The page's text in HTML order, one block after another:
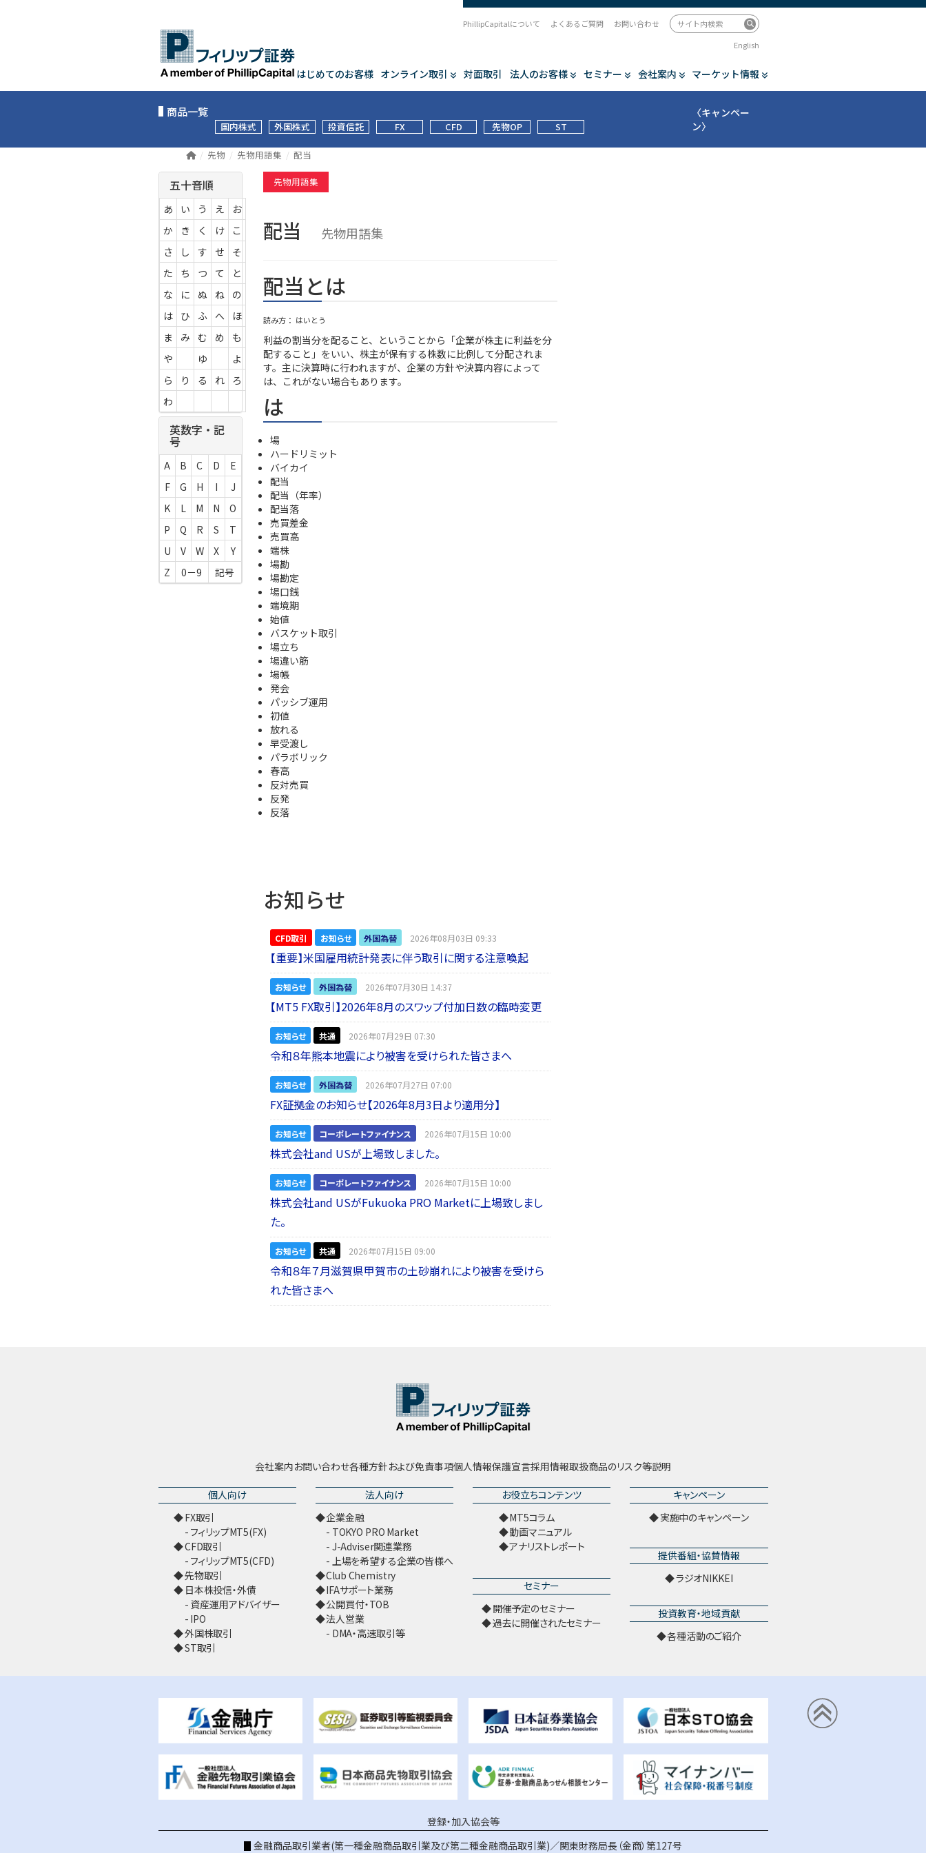
はじめてのお客様 オンライン取引 対面取引 法人のお客様 セミナー 会社案内 マーケット情報
PhillipCapitalについて よくあるご質問
お問い合わせ
English
商品一覧
国内株式 外国株式 投資信託 FX CFD 先物OP ST
〈キャンペー
ン〉
先物 先物用語集 配当
先物用語集
配当 先物用語集
配当とは
読み方： はいとう
利益の割当分を配ること、ということから「企業が株主に利益を分
配すること」をいい、株主が保有する株数に比例して分配されま
す。主に決算時に行われますが、企業の方針や決算内容によって
は、これがない場合もあります。
は
場
ハードリミット
バイカイ
配当
配当（年率）
配当落
売買差金
売買高
端株
場勘
場勘定
場口銭
端境期
始値
バスケット取引
場立ち
場違い筋
場帳
発会
パッシブ運用
初値
放れる
早受渡し
パラボリック
春高
反対売買
反発
反落
お知らせ
CFD取引 お知らせ 外国為替 2026年08月03日 09:33
【重要】米国雇用統計発表に伴う取引に関する注意喚起
お知らせ 外国為替 2026年07月30日 14:37
【MT5 FX取引】2026年8月のスワップ付加日数の臨時変更
お知らせ 共通 2026年07月29日 07:30
令和８年熊本地震により被害を受けられた皆さまへ
お知らせ 外国為替 2026年07月27日 07:00
FX証拠金のお知らせ【2026年8月3日より適用分】
お知らせ コーポレートファイナンス 2026年07月15日 10:00
株式会社and USが上場致しました。
お知らせ コーポレートファイナンス 2026年07月15日 10:00
株式会社and USがFukuoka PRO Marketに上場致しまし
た。
お知らせ 共通 2026年07月15日 09:00
令和８年７月滋賀県甲賀市の土砂崩れにより被害を受けら
れた皆さまへ
五十音順
あ い う え
お
か
き く け
こ
さ
し す せ
そ
た
ち つ て
と
な
に ぬ ね
の
は
ひ ふ へ
ほ
ま
み む め
も
や
ゆ
よ
ら
り る れ
ろ
わ
英数字・記
号
A B C D
E
F
G H I
J
K
L M N
O
P
Q R S
T
U
V W X
Y
Z
0－9 記号
会社案内お問い合わせ各種方針および免責事項個人情報保護宣言採用情報取扱商品のリスク等説明
個人向け
FX取引
フィリップMT5(FX)
CFD取引
フィリップMT5(CFD)
先物取引
日本株投信・外債
資産運用アドバイザー
IPO
外国株取引
ST取引
法人向け
企業金融
TOKYO PRO Market
J-Adviser関連業務
上場を希望する企業の皆様へ
Club Chemistry
IFAサポート業務
公開買付・TOB
法人営業
DMA・高速取引等
お役立ちコンテンツ
MT5コラム
動画マニュアル
アナリストレポート
セミナー
開催予定のセミナー
過去に開催されたセミナー
キャンペーン
実施中のキャンペーン
提供番組・協賛情報
ラジオNIKKEI
投資教育・地域貢献
各種活動のご紹介
登録・加入協会等
金融商品取引業者(第一種金融商品取引業及び第二種金融商品取引業)／関東財務局長（金商）第127号